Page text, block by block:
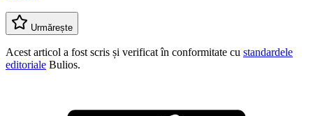
Urmărește
Acest articol a fost scris și verificat în conformitate cu standardele
editoriale Bulios.